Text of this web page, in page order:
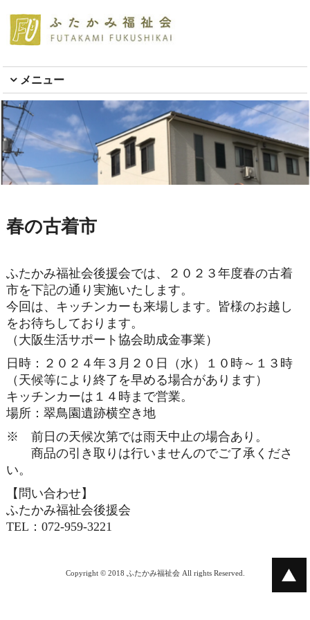
メニュー
春の古着市
ふたかみ福祉会後援会では、２０２３年度春の古着
市を下記の通り実施いたします。
今回は、キッチンカーも来場します。皆様のお越し
をお待ちしております。
（大阪生活サポート協会助成金事業）
日時：２０２４年３月２０日（水）１０時～１３時
（天候等により終了を早める場合があります）
キッチンカーは１４時まで営業。
場所：翠鳥園遺跡横空き地
※ 前日の天候次第では雨天中止の場合あり。
商品の引き取りは行いませんのでご了承くださ
い。
【問い合わせ】
ふたかみ福祉会後援会
TEL： 072-959-3221
Copyright © 2018 ふたかみ福祉会 All rights Reserved.